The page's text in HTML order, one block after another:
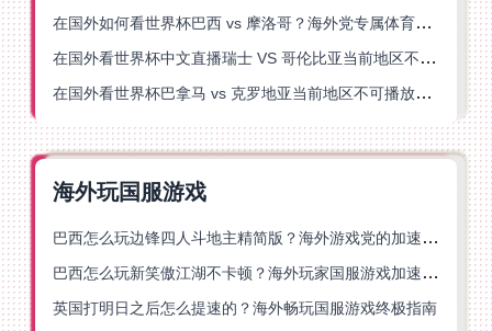
在国外如何看世界杯巴西 vs 摩洛哥？海外党专属体育观赛指南来了
在国外看世界杯中文直播瑞士 VS 哥伦比亚当前地区不可播放？这篇指南帮你搞定
在国外看世界杯巴拿马 vs 克罗地亚当前地区不可播放？这篇指南帮你轻松解决海外体育直播难题
海外玩国服游戏
巴西怎么玩边锋四人斗地主精简版？海外游戏党的加速器终极选择
巴西怎么玩新笑傲江湖不卡顿？海外玩家国服游戏加速终极指南（附猫和老鼠一梦江湖实测）
英国打明日之后怎么提速的？海外畅玩国服游戏终极指南